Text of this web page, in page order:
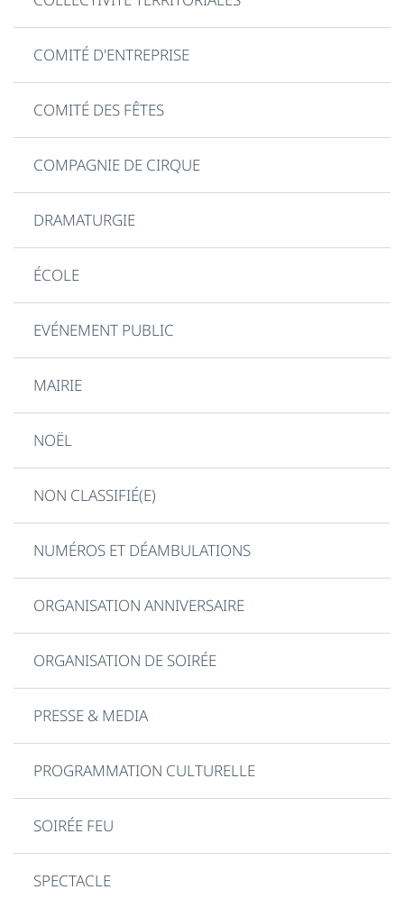
COMITÉ D'ENTREPRISE
COMITÉ DES FÊTES
COMPAGNIE DE CIRQUE
DRAMATURGIE
ÉCOLE
EVÉNEMENT PUBLIC
MAIRIE
NOËL
NON CLASSIFIÉ(E)
NUMÉROS ET DÉAMBULATIONS
ORGANISATION ANNIVERSAIRE
ORGANISATION DE SOIRÉE
PRESSE & MEDIA
PROGRAMMATION CULTURELLE
SOIRÉE FEU
SPECTACLE